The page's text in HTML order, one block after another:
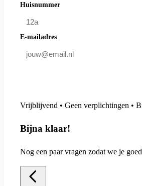
Huisnummer
E-mailadres
Vrijblijvend • Geen verplichtingen •
Bijna klaar!
Nog een paar vragen zodat we je